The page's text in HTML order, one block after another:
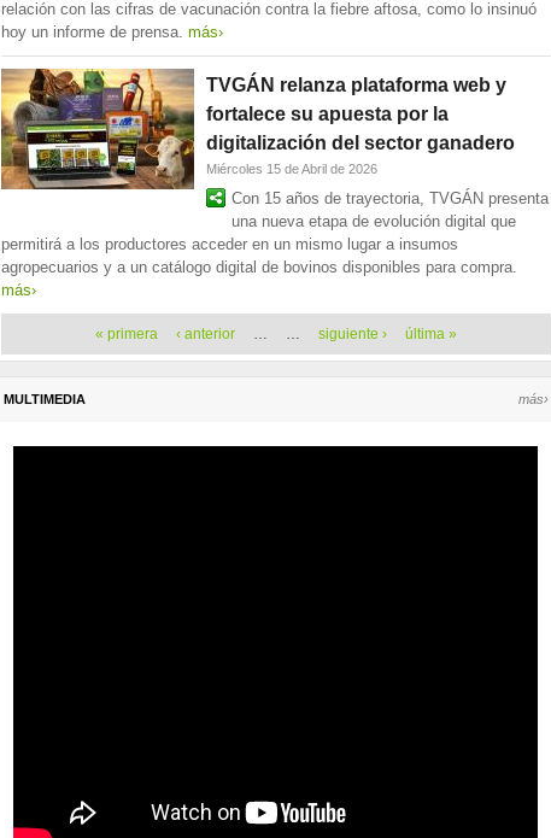
relación con las cifras de vacunación contra la fiebre aftosa, como lo insinuó
hoy un informe de prensa. más›
TVGÁN relanza plataforma web y
fortalece su apuesta por la
digitalización del sector ganadero
Miércoles 15 de Abril de 2026
Con 15 años de trayectoria, TVGÁN presenta
una nueva etapa de evolución digital que
permitirá a los productores acceder en un mismo lugar a insumos
agropecuarios y a un catálogo digital de bovinos disponibles para compra.
más›
Páginas « primera ‹ anterior … … siguiente › última »
MULTIMEDIA más›